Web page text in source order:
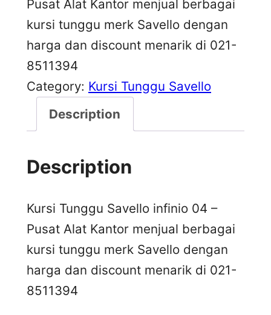
Pusat Alat Kantor menjual berbagai
kursi tunggu merk Savello dengan
harga dan discount menarik di 021-
8511394
Category: Kursi Tunggu Savello
Description
Description
Kursi Tunggu Savello infinio 04 –
Pusat Alat Kantor menjual berbagai
kursi tunggu merk Savello dengan
harga dan discount menarik di 021-
8511394